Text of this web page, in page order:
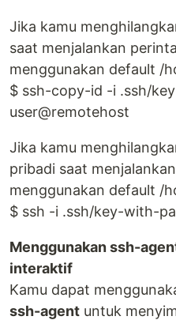
Jika kamu
saat menjalankan
menggunakan default /
$ ssh-copy-id -i .ssh/
user@remotehost
Jika kamu
pribadi saat
menggunakan default /
$ ssh -i .ssh/key-with-
Menggunakan ssh-
interaktif
Kamu dapat
ssh-agent untuk